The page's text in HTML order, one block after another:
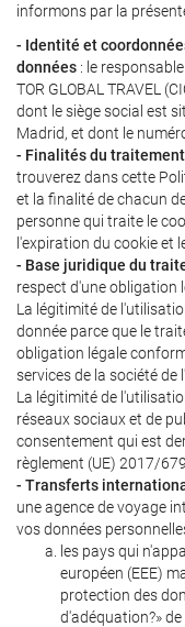
informons par la
- Identité et
données : le
TOR GLOBAL TRAVEL
dont le siège social est
Madrid, et dont le
- Finalités du
trouverez dans cette
et la finalité de chacun
personne qui traite le
l'expiration du cookie et
- Base juridique du
respect d'une obligation
La légitimité de
donnée parce que le
obligation légale
services de la société
La légitimité de
réseaux sociaux et de
consentement qui est
règlement (UE) 2017/679.
- Transferts
une agence de voyage
vos données
les pays qui
européen (EEE)
protection des
d'adéquation?»